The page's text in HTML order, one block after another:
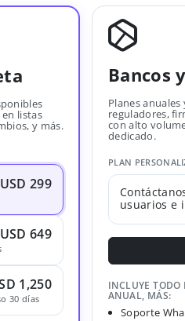
listas
y más.
USD 299
USD 649
1,250
30 días
Bancos
Planes
reguladores,
con alto
dedicado.
PLAN
usuarios e
INCLUYE TODO
ANUAL, MÁS:
Soporte